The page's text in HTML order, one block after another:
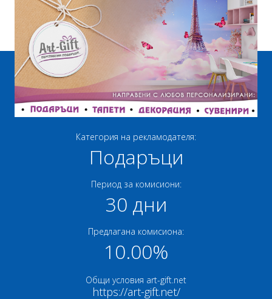
Категория на рекламодателя:
Подаръци
Период за комисиони:
30 дни
Предлагана комисиона:
10.00%
Общи условия art-gift.net
https://art-gift.net/